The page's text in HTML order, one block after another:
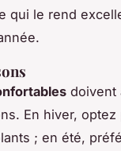
qui le rend
doivent
En hiver, optez
; en été,